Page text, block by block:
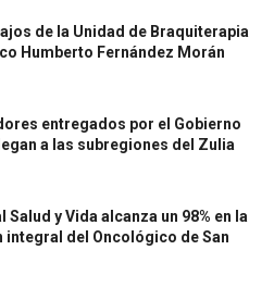
de la Unidad de Braquiterapia
Humberto Fernández Morán
entregados por el Gobierno
a las subregiones del Zulia
Salud y Vida alcanza un 98% en la
integral del Oncológico de San